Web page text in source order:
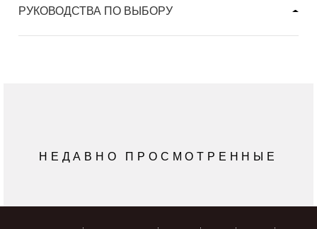
РУКОВОДСТВА ПО ВЫБОРУ
НЕДАВНО ПРОСМОТРЕННЫЕ